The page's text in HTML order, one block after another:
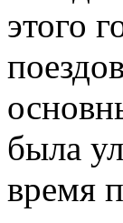
этого
была
время